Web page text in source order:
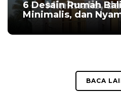
6 Desain Rumah
Minimalis, dan
BACA